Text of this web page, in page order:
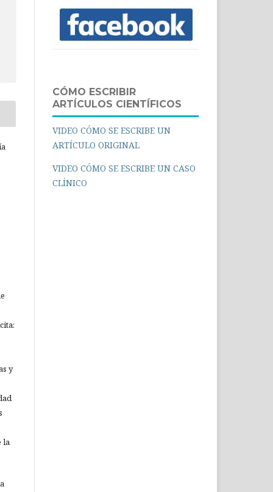
y
la
CÓMO ESCRIBIR
ARTÍCULOS CIENTÍFICOS
VIDEO CÓMO SE ESCRIBE UN
ARTÍCULO ORIGINAL
VIDEO CÓMO SE ESCRIBE UN CASO
CLÍNICO